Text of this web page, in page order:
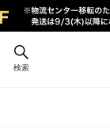
検索